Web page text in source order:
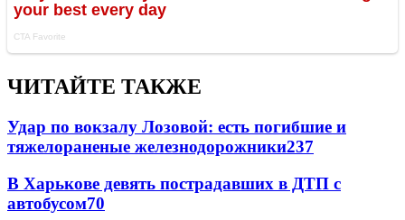
ЧИТАЙТЕ ТАКЖЕ
Удар по вокзалу Лозовой: есть погибшие и
тяжелораненые железнодорожники237
В Харькове девять пострадавших в ДТП с
автобусом70